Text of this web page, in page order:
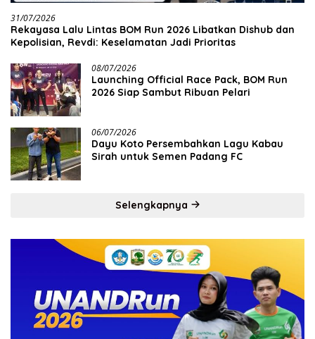
31/07/2026
Rekayasa Lalu Lintas BOM Run 2026 Libatkan Dishub dan
Kepolisian, Revdi: Keselamatan Jadi Prioritas
08/07/2026
Launching Official Race Pack, BOM Run
2026 Siap Sambut Ribuan Pelari
06/07/2026
Dayu Koto Persembahkan Lagu Kabau
Sirah untuk Semen Padang FC
Selengkapnya